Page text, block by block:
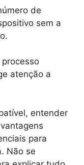
de
sem a
processo
atenção a
entender
para
Não se